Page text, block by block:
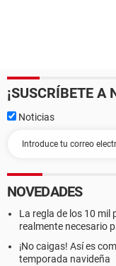
¡SUSCRÍBETE A
Noticias
NOVEDADES
La regla de los 10 mil
realmente necesario
¡No caigas! Así es
temporada navideña